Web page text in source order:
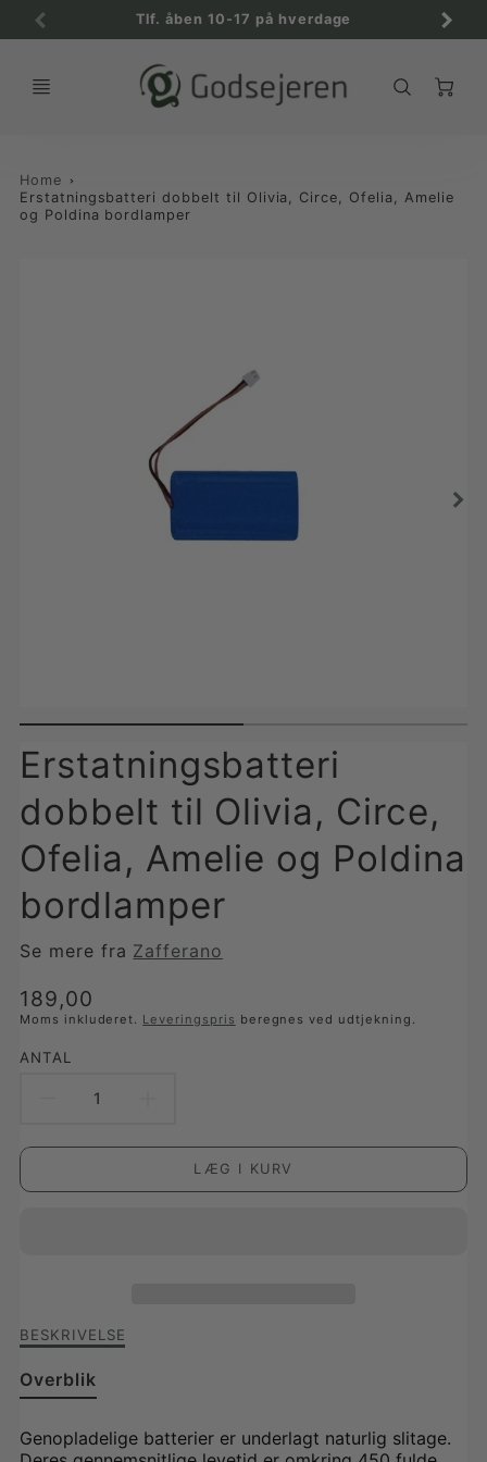
Tlf. åben 10-17 på hverdage
Home
Erstatningsbatteri dobbelt til Olivia, Circe, Ofelia, Amelie
og Poldina bordlamper
Erstatningsbatteri
dobbelt til Olivia, Circe,
Ofelia, Amelie og Poldina
bordlamper
Se mere fra Zafferano
Translation
missing:
da-
189,00
Moms inkluderet. Leveringspris beregnes ved udtjekning.
ANTAL
REDUCER
ANTAL
FOR
OLIVIA,
CIRCE,
OFELIA,
ANTAL
FOR
OFELIA,
LÆG I KURV
Beskrivelse
Erstatningsbatteri
dobbelt
Olivia,
BESKRIVELSE
Overblik
Genopladelige batterier er underlagt naturlig slitage.